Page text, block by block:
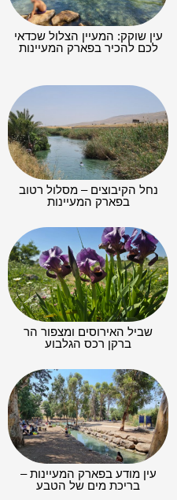
עין שוקק: המעיין הצלול שכדאי
לכם להכיר בפארק המעיינות
נחל הקיבוצים – מסלול רטוב
בפארק המעיינות
שביל האירוסים ומצפור הר
ברקן רכס הגלבוע
עין מודע בפארק המעיינות –
בריכת מים של הטבע